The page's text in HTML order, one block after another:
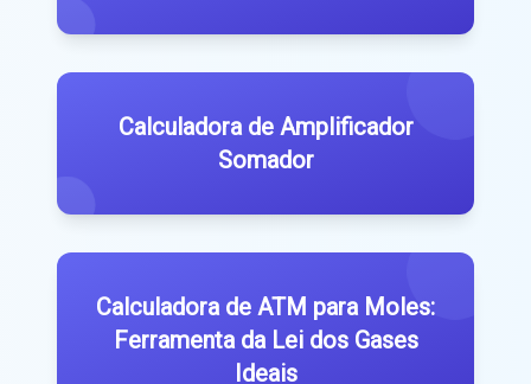
Calculadora de Amplificador
Somador
Calculadora de ATM para Moles:
Ferramenta da Lei dos Gases
Ideais